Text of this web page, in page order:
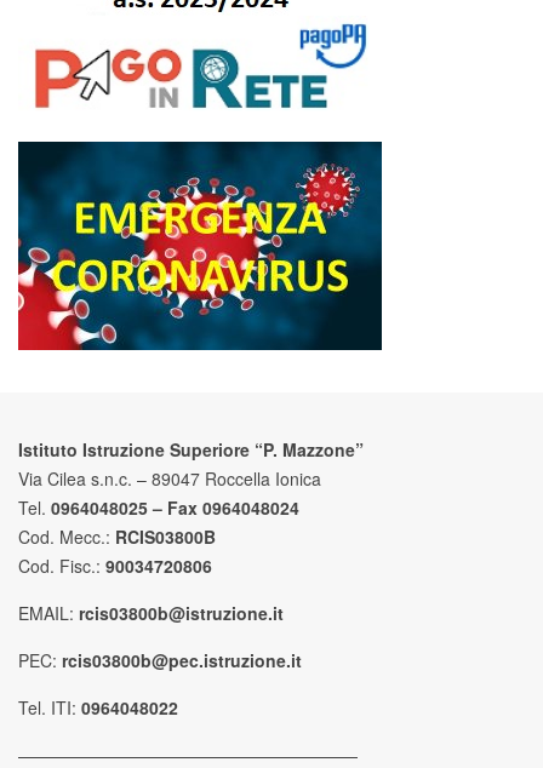
Istituto Istruzione Superiore “P. Mazzone”
Via Cilea s.n.c. – 89047 Roccella Ionica
Tel. 0964048025 – Fax 0964048024
Cod. Mecc.: RCIS03800B
Cod. Fisc.: 90034720806
EMAIL: rcis03800b@istruzione.it
PEC: rcis03800b@pec.istruzione.it
Tel. ITI: 0964048022
————————————————————